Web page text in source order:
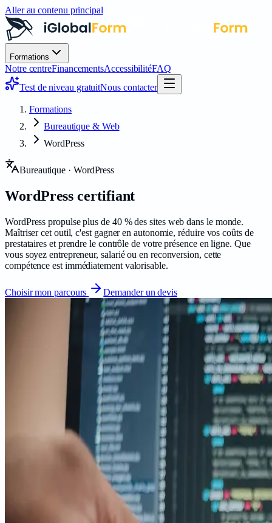
Aller au contenu principal
Formations
Notre centreFinancementsAccessibilitéFAQ
Test de niveau gratuitNous contacter
Formations
Bureautique & Web
WordPress
Bureautique · WordPress
WordPress certifiant
WordPress propulse plus de 40 % des sites web dans le monde.
Maîtriser cet outil, c'est gagner en autonomie, réduire vos coûts de
prestataires et prendre le contrôle de votre présence en ligne. Que
vous soyez entrepreneur, salarié ou en reconversion, cette
compétence est immédiatement valorisable.
Choisir mon parcours Demander un devis